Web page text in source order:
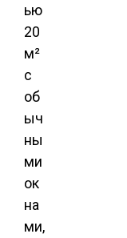
ью
20
м²
с
об
ыч
ны
ми
ок
на
ми,